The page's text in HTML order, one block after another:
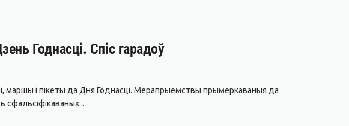
Годнасці. Спіс гарадоў
маршы і пікеты да Дня Годнасці. Мерапрыемствы прымеркаваныя да
сфальсіфікаваных...